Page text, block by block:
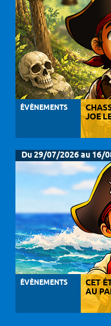
ÉVÈNEMENTS
JOE
Du 29/07/2026 au 16/
ÉVÈNEMENTS CET
AU